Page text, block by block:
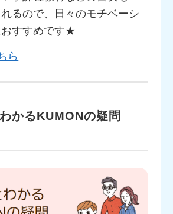
るので、日々のモチベーシ
おすすめです★
ら
かるKUMONの疑問